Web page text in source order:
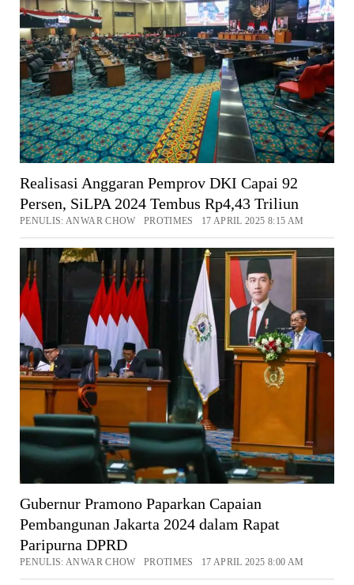
Realisasi Anggaran Pemprov DKI Capai 92
Persen, SiLPA 2024 Tembus Rp4,43 Triliun
PENULIS: ANWAR CHOW PROTIMES 17 APRIL 2025 8:15 AM
Gubernur Pramono Paparkan Capaian
Pembangunan Jakarta 2024 dalam Rapat
Paripurna DPRD
PENULIS: ANWAR CHOW PROTIMES 17 APRIL 2025 8:00 AM